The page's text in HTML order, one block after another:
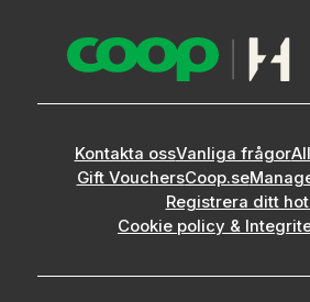
Kontakta ossVanliga frågor
Gift VouchersCoop.se
Registrera ditt
Cookie policy &